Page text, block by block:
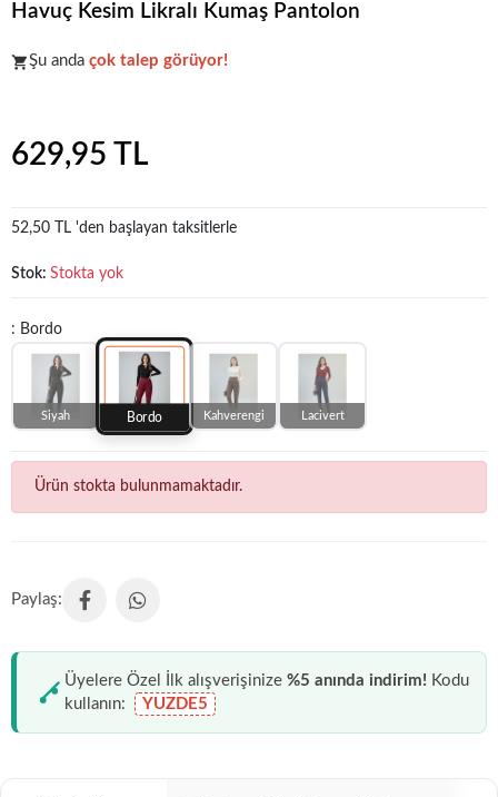
Havuç Kesim Likralı Kumaş Pantolon
Popüler seçim! Gardırobunuz için harika bir tercih.
Şu anda çok talep görüyor!
629,95 TL
52,50 TL 'den başlayan taksitlerle
Stok: Stokta yok
: Bordo
Siyah Bordo Kahverengi Lacivert
Ürün stokta bulunmamaktadır.
Üyelere Özel İlk alışverişinize %5 anında indirim! Kodu
kullanın:
YUZDE5